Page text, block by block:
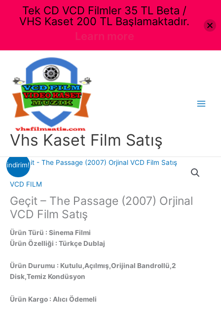
Vhs Kaset Film Satış
indirim!
VCD FILM
Geçit – The Passage (2007) Orjinal
VCD Film Satış
Ürün Türü : Sinema Filmi
Ürün Özelliği : Türkçe Dublaj
Ürün Durumu : Kutulu,Açılmış,Orijinal Bandrollü,2
Disk,Temiz Kondüsyon
Ürün Kargo : Alıcı Ödemeli
Tek CD VCD Filmler 35 TL Beta /
VHS Kaset 200 TL Başlamaktadır.
Learn more